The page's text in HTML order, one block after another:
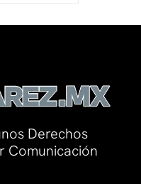
Derechos
Comunicación